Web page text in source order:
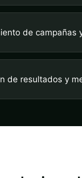
de campañas
de resultados y